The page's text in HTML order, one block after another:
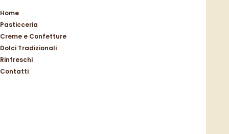
Home
Pasticceria
Creme e Confetture
Dolci Tradizionali
Rinfreschi
Contatti